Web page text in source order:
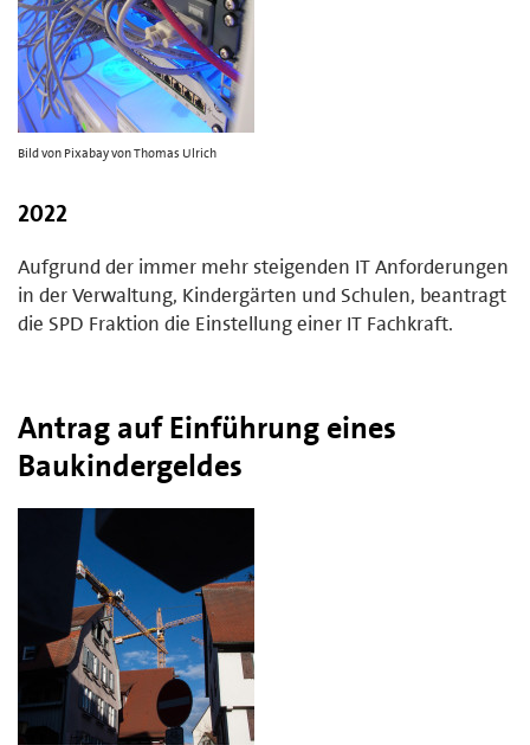
Bild von Pixabay von Thomas Ulrich
2022
Aufgrund der immer mehr steigenden IT Anforderungen
in der Verwaltung, Kindergärten und Schulen, beantragt
die SPD Fraktion die Einstellung einer IT Fachkraft.
Antrag auf Einführung eines
Baukindergeldes